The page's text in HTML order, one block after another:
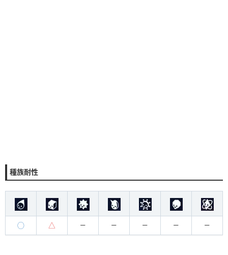
種族耐性
◯ △ ー ー ー ー ー